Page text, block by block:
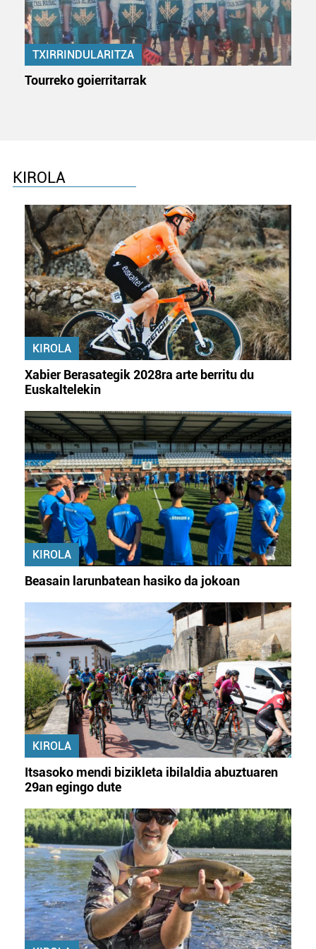
neurtzeko, jendeari buruzko informazioa biltzeko eta
produktuak garatzeko. Zure datuak nork eta zertarako
erabiltzen dituen hauta dezakezu.
Bazkide batzuek ez dizute baimenik eskatzen, eta beren
interes komertzial legitimoetan babesten dira. Ikusi gure
Lortu zure datu pertsonalak prozesatzeko moduari
buruzko informazio gehiago eta ezarri zure lehentasunak
datuen atalean. Edozein unetan alda edo ken dezakezu
zure baimena Cookieen adierazpenean.
Webgune honek cookie propioak eta hirugarrenen cookie-
fitxategiak erabiltzen ditu. Zure esperientzia eta
zerbitzuak hobetzeko asmoz, cookie teknologiaz
baliatzen gara. Ohar hau onartuz gero, teknologia hori
erabiltzeko baimen esplizitua ematen diguzu.Gehiago
irakurri
TXIRRINDULARITZA
Tourreko goierritarrak
KIROLA
KIROLA
Xabier Berasategik 2028ra arte berritu du
Euskaltelekin
KIROLA
Beasain larunbatean hasiko da jokoan
KIROLA
Itsasoko mendi bizikleta ibilaldia abuztuaren
29an egingo dute